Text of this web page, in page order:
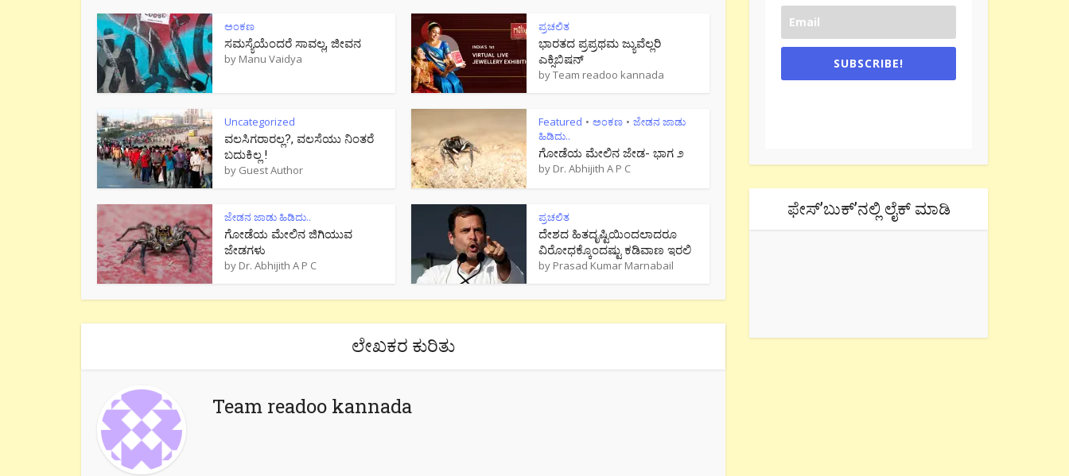
ಅಂಕಣ
ಸಮಸ್ಯೆಯೆಂದರೆ ಸಾವಲ್ಲ, ಜೀವನ
by Manu Vaidya
ಪ್ರಚಲಿತ
ಭಾರತದ ಪ್ರಪ್ರಥಮ ಜ್ಯುವೆಲ್ಲರಿ
ಎಕ್ಸಿಬಿಷನ್
byTeam readoo kannada
Uncategorized
ವಲಸಿಗರಾರಲ್ಲ?, ವಲಸೆಯು ನಿಂತರೆ
ಬದುಕಿಲ್ಲ !
by Guest Author
Featured • ಅಂಕಣ • ಜೇಡನ ಜಾಡು
ಹಿಡಿದು..
ಗೋಡೆಯ ಮೇಲಿನ ಜೇಡ- ಭಾಗ ೨
by Dr. Abhijith A P C
ಜೇಡನ ಜಾಡು ಹಿಡಿದು..
ಗೋಡೆಯ ಮೇಲಿನ ಜಿಗಿಯುವ
ಜೇಡಗಳು
by Dr. Abhijith A P C
ಪ್ರಚಲಿತ
ದೇಶದ ಹಿತದೃಷ್ಟಿಯಿಂದಲಾದರೂ
ವಿರೋಧಕ್ಕೊಂದಷ್ಟು ಕಡಿವಾಣ ಇರಲಿ
by Prasad Kumar Marnabail
ಲೇಖಕರ ಕುರಿತು
Team readoo kannada
SUBSCRIBE!
ಫೇಸ್’ಬುಕ್’ನಲ್ಲಿ ಲೈಕ್ ಮಾಡಿ